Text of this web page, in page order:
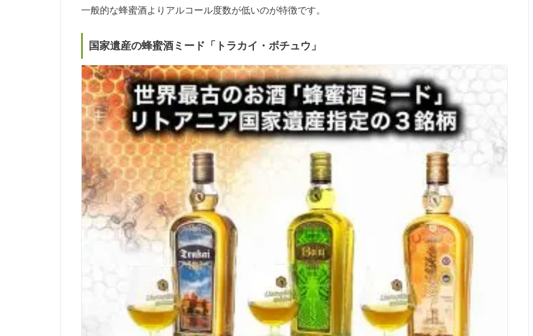
一般的な蜂蜜酒よりアルコール度数が低いのが特徴です。
国家遺産の蜂蜜酒ミード「トラカイ・ボチュウ」